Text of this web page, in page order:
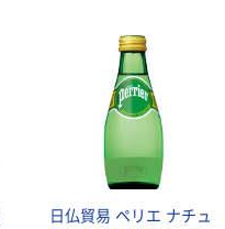
日仏貿易 ペリエ ナチュ